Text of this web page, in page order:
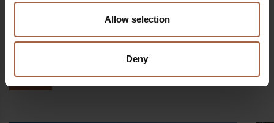
Allow selection
Deny
Ebusco 2.2
Teilen auf